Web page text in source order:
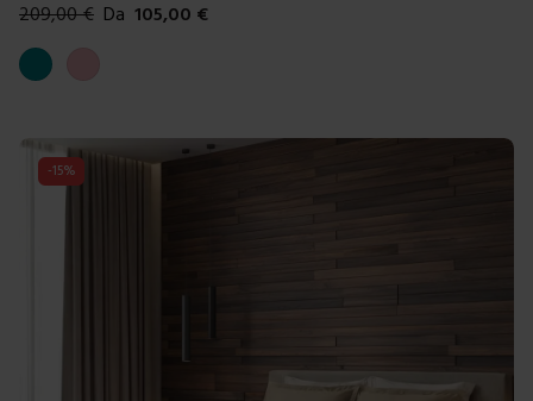
209,00€ Da 105,00 €
Colori disponibili
Ottanio
-15%